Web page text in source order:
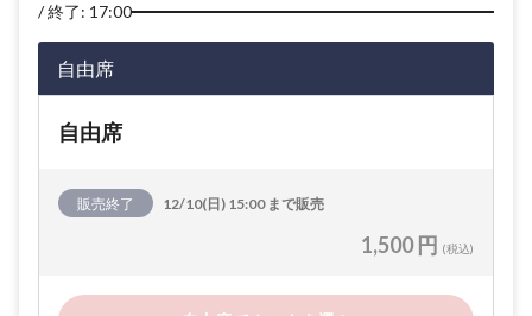
終了: 17:00
自由席
自由席
販売終了 12/10(日) 15:00 まで販売
1,500 円 (税込)